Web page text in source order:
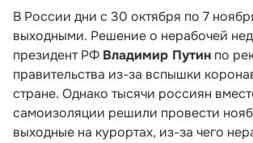
В России дни с 30 октября по 7
выходными. Решение о нерабочей
президент РФ Владимир Путин по
правительства из-за вспышки
стране. Однако тысячи россиян
самоизоляции решили провести
выходные на курортах, из-за чего